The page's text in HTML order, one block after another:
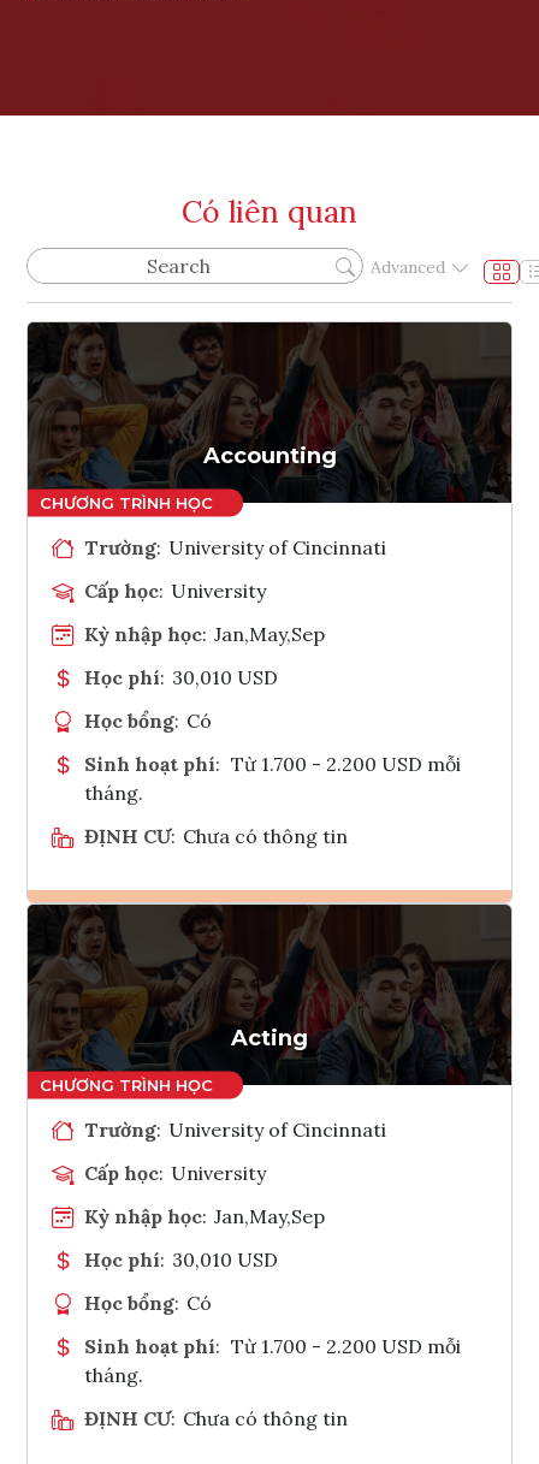
Có liên quan
Advanced
Accounting
Trường: University of Cincinnati
Cấp học: University
Kỳ nhập học: Jan,May,Sep
Học phí: 30,010 USD
Học bổng: Có
Sinh hoạt phí: Từ 1.700 - 2.200 USD mỗi
tháng.
ĐỊNH CƯ: Chưa có thông tin
Ghi danh
Tham vấn Interlink
Acting
Trường: University of Cincinnati
Cấp học: University
Kỳ nhập học: Jan,May,Sep
Học phí: 30,010 USD
Học bổng: Có
Sinh hoạt phí: Từ 1.700 - 2.200 USD mỗi
tháng.
ĐỊNH CƯ: Chưa có thông tin